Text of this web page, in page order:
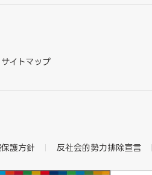
サイトマップ
護方針 反社会的勢力排除宣言